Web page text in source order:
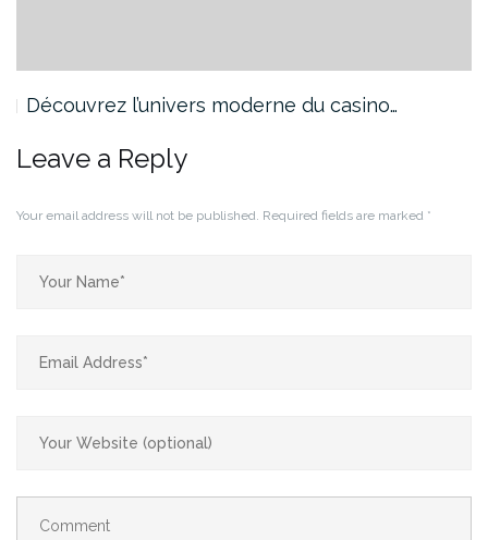
Découvrez l’univers moderne du casino…
Leave a Reply
Your email address will not be published. Required fields are marked *